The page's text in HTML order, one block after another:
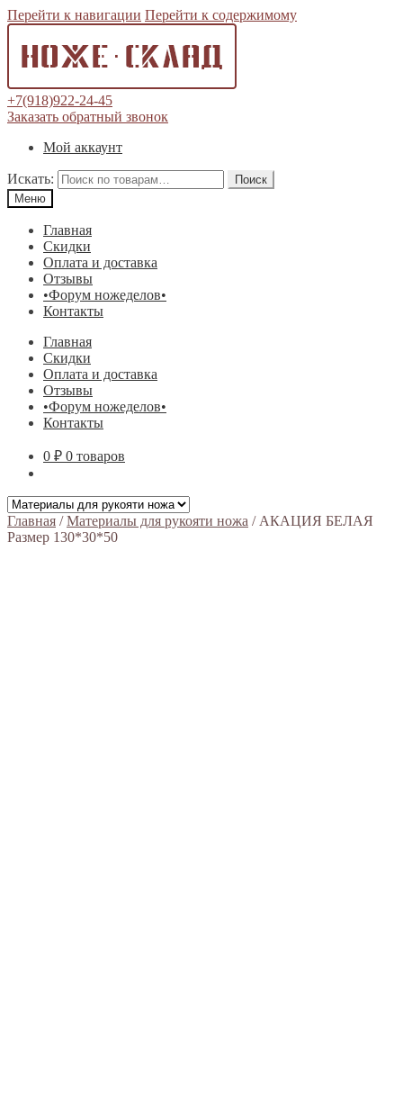
Перейти к навигации Перейти к содержимому
+7(918)922-24-45
Заказать обратный звонок
Мой аккаунт
Искать:
Поиск
Меню
Главная
Скидки
Оплата и доставка
Отзывы
•Форум ножеделов•
Контакты
Главная
Скидки
Оплата и доставка
Отзывы
•Форум ножеделов•
Контакты
0 ₽ 0 товаров
Главная /Материалы для рукояти ножа / АКАЦИЯ БЕЛАЯ
Размер 130*30*50